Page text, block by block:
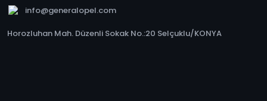
info@generalopel.com
Horozluhan Mah. Düzenli Sokak No.:20 Selçuklu/KONYA